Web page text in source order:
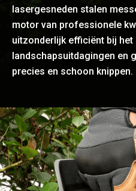
lasergesneden stalen
motor van professionele
uitzonderlijk efficiënt bij
landschapsuitdagingen en
precies en schoon knippen.